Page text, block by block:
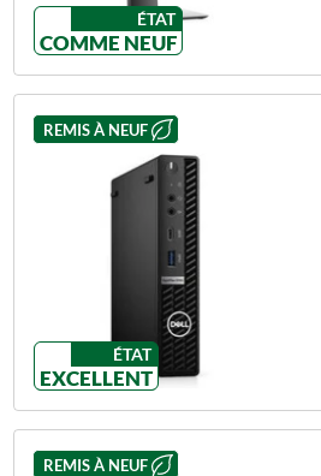
ÉTAT
COMME NEUF
REMIS À NEUF
ÉTAT
EXCELLENT
REMIS À NEUF